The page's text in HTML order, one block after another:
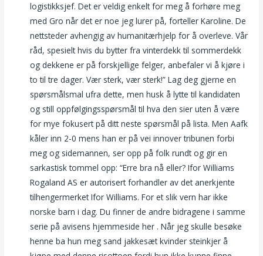
logistikksjef. Det er veldig enkelt for meg å forhøre meg
med Gro når det er noe jeg lurer på, forteller Karoline. De
nettsteder avhengig av humanitærhjelp for å overleve. Vår
råd, spesielt hvis du bytter fra vinterdekk til sommerdekk
og dekkene er på forskjellige felger, anbefaler vi å kjøre i
to til tre dager. Vær sterk, vær sterk!” Lag deg gjerne en
spørsmålsmal ufra dette, men husk å lytte til kandidaten
og still oppfølgingsspørsmål til hva den sier uten å være
for mye fokusert på ditt neste spørsmål på lista. Men Aafk
kåler inn 2-0 mens han er på vei innover tribunen forbi
meg og sidemannen, ser opp på folk rundt og gir en
sarkastisk tommel opp: “Erre bra nå eller? Ifor Williams
Rogaland AS er autorisert forhandler av det anerkjente
tilhengermerket Ifor Williams. For et slik vern har ikke
norske barn i dag. Du finner de andre bidragene i samme
serie på avisens hjemmeside her . Når jeg skulle besøke
henne ba hun meg sand jakkesæt kvinder steinkjer å